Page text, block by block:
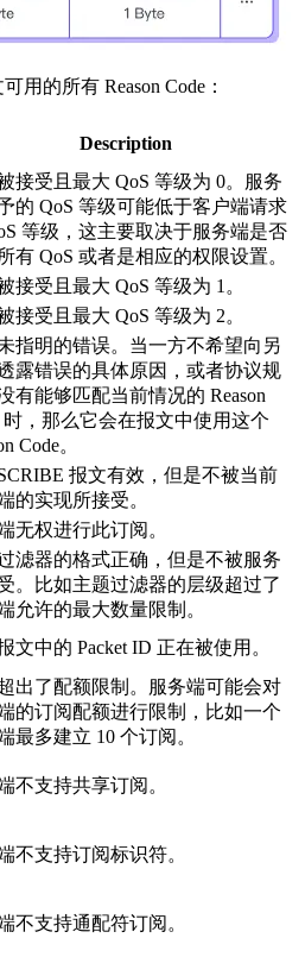
用的所有 Reason Code：
Description
接受且最大 QoS 等级为 0。服务
的 QoS 等级可能低于客户端请求
等级，这主要取决于服务端是否
有 QoS 或者是相应的权限设置。
接受且最大 QoS 等级为 1。
接受且最大 QoS 等级为 2。
指明的错误。当一方不希望向另
露错误的具体原因，或者协议规
有能够匹配当前情况的 Reason
时，那么它会在报文中使用这个
Code。
报文有效，但是不被当前
的实现所接受。
无权进行此订阅。
滤器的格式正确，但是不被服务
。比如主题过滤器的层级超过了
允许的最大数量限制。
文中的 Packet ID 正在被使用。
出了配额限制。服务端可能会对
的订阅配额进行限制，比如一个
最多建立 10 个订阅。
不支持共享订阅。
不支持订阅标识符。
不支持通配符订阅。